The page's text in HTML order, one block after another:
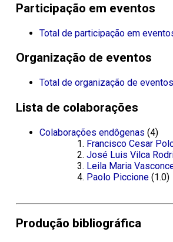
Participação em eventos
Total de participação em
Organização de eventos
Total de organização de eventos
Lista de colaborações
Colaborações endôgenas (4)
Francisco Cesar
José Luis Vilca
Leila Maria
Paolo Piccione(1.0)
Produção bibliográfica